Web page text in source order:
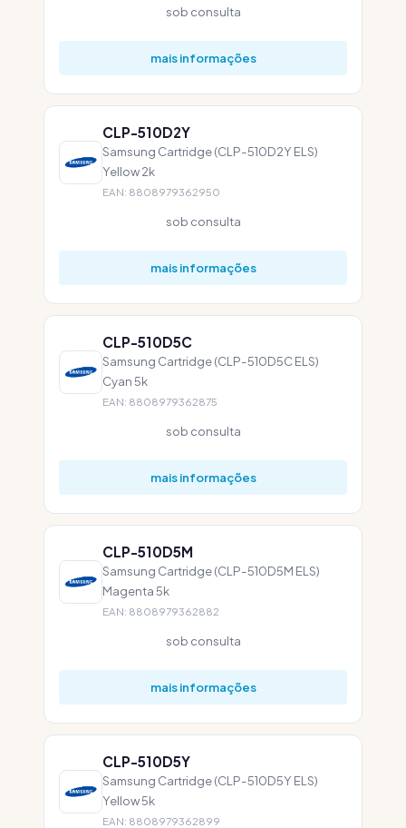
sob consulta
mais informações
CLP-510D2Y
Samsung Cartridge (CLP-510D2Y ELS)
Yellow 2k
EAN: 8808979362950
sob consulta
mais informações
CLP-510D5C
Samsung Cartridge (CLP-510D5C ELS)
Cyan 5k
EAN: 8808979362875
sob consulta
mais informações
CLP-510D5M
Samsung Cartridge (CLP-510D5M ELS)
Magenta 5k
EAN: 8808979362882
sob consulta
mais informações
CLP-510D5Y
Samsung Cartridge (CLP-510D5Y ELS)
Yellow 5k
EAN: 8808979362899